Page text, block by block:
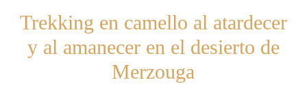
Trekking en camello al atardecer
y al amanecer en el desierto de
Merzouga